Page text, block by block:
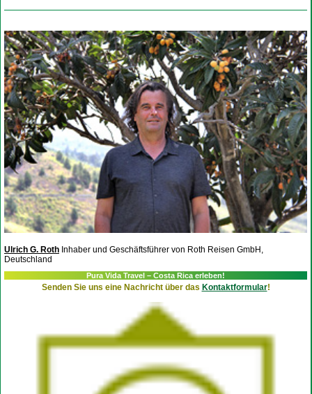
Ulrich G. Roth Inhaber und Geschäftsführer von Roth Reisen GmbH,
Deutschland
Pura Vida Travel – Costa Rica erleben!
Senden Sie uns eine Nachricht über das Kontaktformular!